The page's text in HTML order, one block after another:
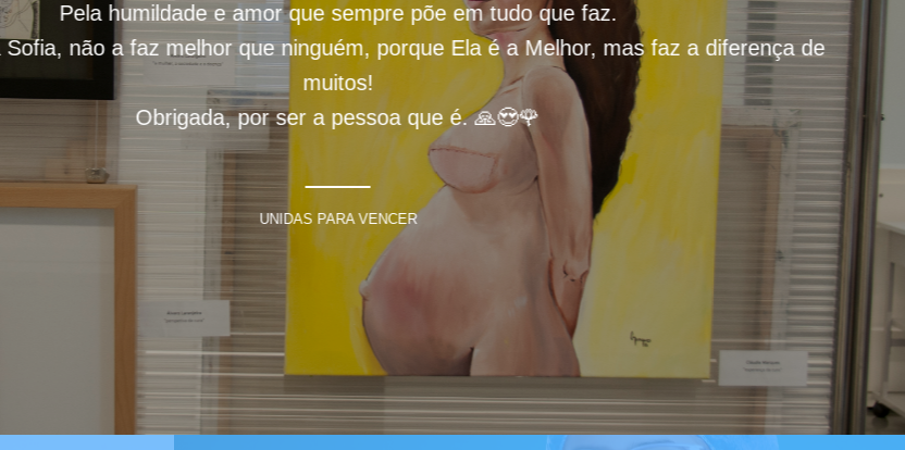
e amor que sempre põe em tudo que faz.
que ninguém, porque Ela é a Melhor, mas faz a diferença de
muitos!
por ser a pessoa que é. 🙏😍🌹
UNIDAS PARA VENCER